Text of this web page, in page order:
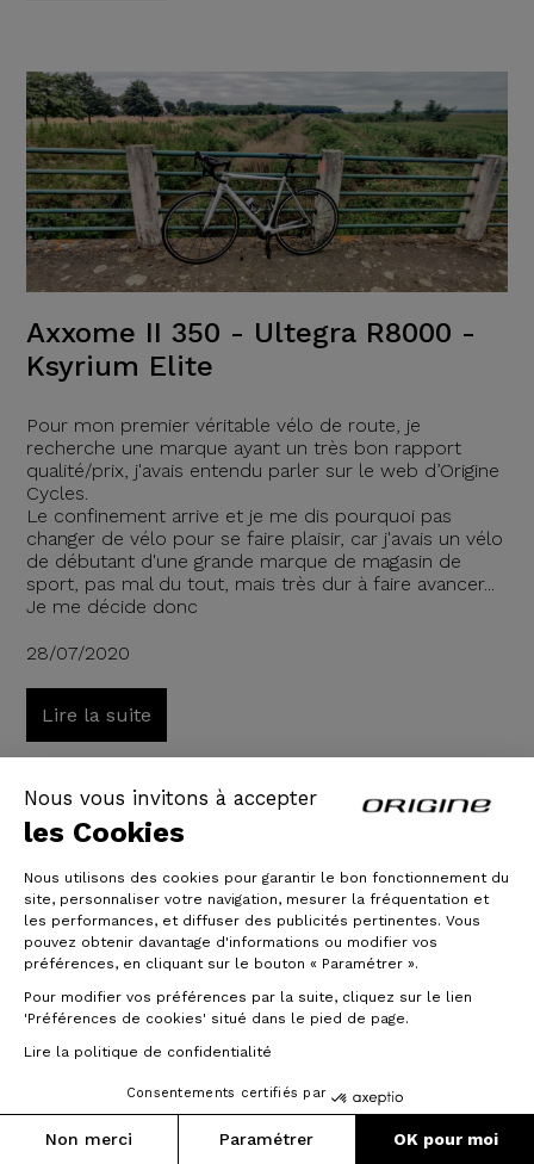
Nous vous invitons à accepter
les Cookies
Nous utilisons des cookies pour garantir le bon fonctionnement du
site, personnaliser votre navigation, mesurer la fréquentation et
les performances, et diffuser des publicités pertinentes. Vous
pouvez obtenir davantage d'informations ou modifier vos
préférences, en cliquant sur le bouton « Paramétrer ».
Pour modifier vos préférences par la suite, cliquez sur le lien
'Préférences de cookies' situé dans le pied de page.
Lire la politique de confidentialité
Consentements certifiés par
Non merci Paramétrer OK pour moi
Axxome II 350 - Ultegra R8000 -
Ksyrium Elite
Pour mon premier véritable vélo de route, je
recherche une marque ayant un très bon rapport
qualité/prix, j'avais entendu parler sur le web d’Origine
Cycles.
Le confinement arrive et je me dis pourquoi pas
changer de vélo pour se faire plaisir, car j'avais un vélo
de débutant d'une grande marque de magasin de
sport, pas mal du tout, mais très dur à faire avancer...
Je me décide donc
28/07/2020
Lire la suite